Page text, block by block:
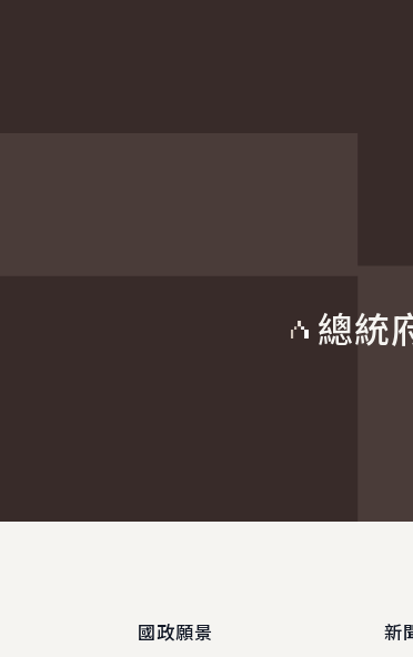
總統
國政願景
新